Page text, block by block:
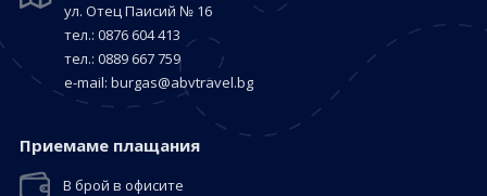
ул. Отец Паисий № 16
тел.: 0876 604 413
тел.: 0889 667 759
е-mail: burgas@abvtravel.bg
Приемaме плащания
В брой в офисите